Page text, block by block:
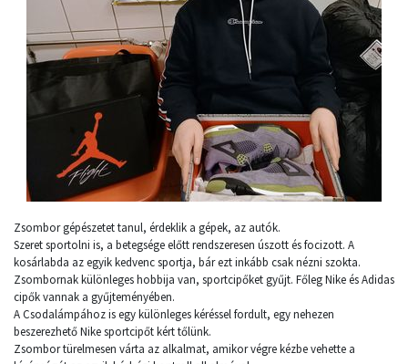
Zsombor gépészetet tanul, érdeklik a gépek, az autók.
Szeret sportolni is, a betegsége előtt rendszeresen úszott és focizott. A
kosárlabda az egyik kedvenc sportja, bár ezt inkább csak nézni szokta.
Zsombornak különleges hobbija van, sportcipőket gyűjt. Főleg Nike és Adidas
cipők vannak a gyűjteményében.
A Csodalámpához is egy különleges kéréssel fordult, egy nehezen
beszerezhető Nike sportcipőt kért tőlünk.
Zsombor türelmesen várta az alkalmat, amikor végre kézbe vehette a